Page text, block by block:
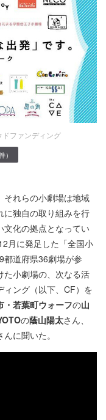
ファンディング
）
それらの小劇場は地域
に独自の取り組みを行
文化の拠点となってい
月に発足した「全国小
都道府県36劇場が参
た小劇場の、次なる活
ング（以下、CF）を
・若葉町ウォーフの山
の蔭山陽太さん、
んに聞いた。